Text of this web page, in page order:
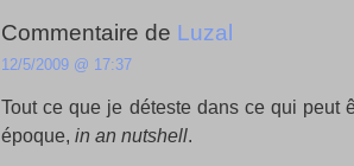
Commentaire de Luzal
12/5/2009 @ 17:37
Tout ce que je déteste dans ce qui peut
époque, in an nutshell.